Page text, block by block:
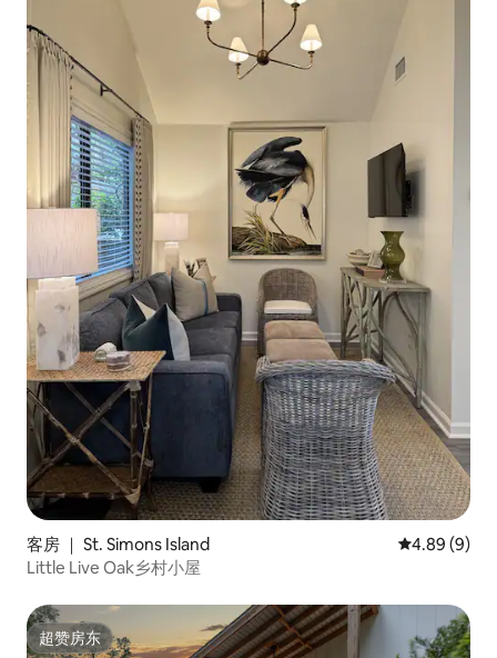
客房 ｜ St. Simons Island 平均评分
4.89 (9)
Little Live Oak乡村小屋
超赞房东
超赞房东